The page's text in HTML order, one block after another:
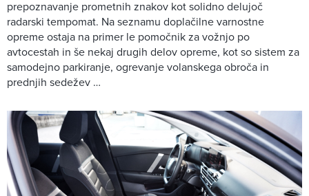
prepoznavanje prometnih znakov kot solidno delujoč
radarski tempomat. Na seznamu doplačilne varnostne
opreme ostaja na primer le pomočnik za vožnjo po
avtocestah in še nekaj drugih delov opreme, kot so sistem za
samodejno parkiranje, ogrevanje volanskega obroča in
prednjih sedežev …